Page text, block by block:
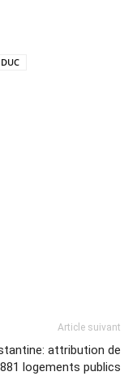
DUC
Article suivant
attribution de
881 logements publics